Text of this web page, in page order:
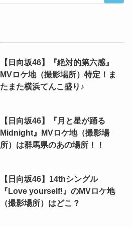
【日向坂46】『絶対的第六感』
MVロケ地（撮影場所）特定！ま
たまた横浜てんこ盛り♪
【日向坂46】『月と星が踊る
Midnight』MVロケ地（撮影場
所）は群馬県のあの場所！！
【日向坂46】14thシングル
『Love yourself!』のMVロケ地
（撮影場所）はどこ？